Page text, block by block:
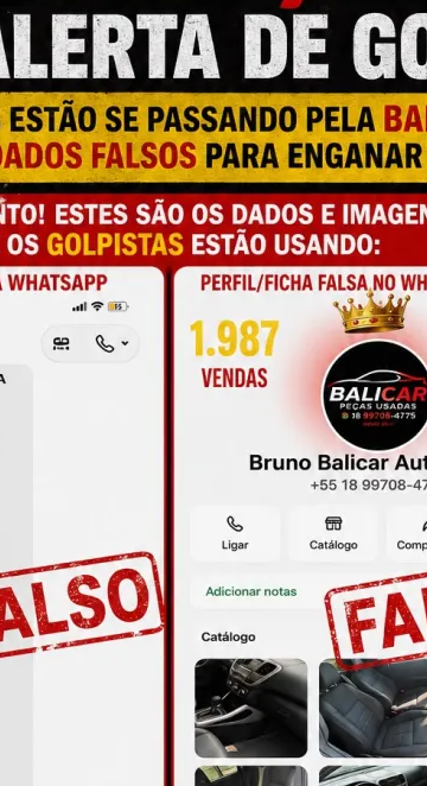
no campo de perguntas!